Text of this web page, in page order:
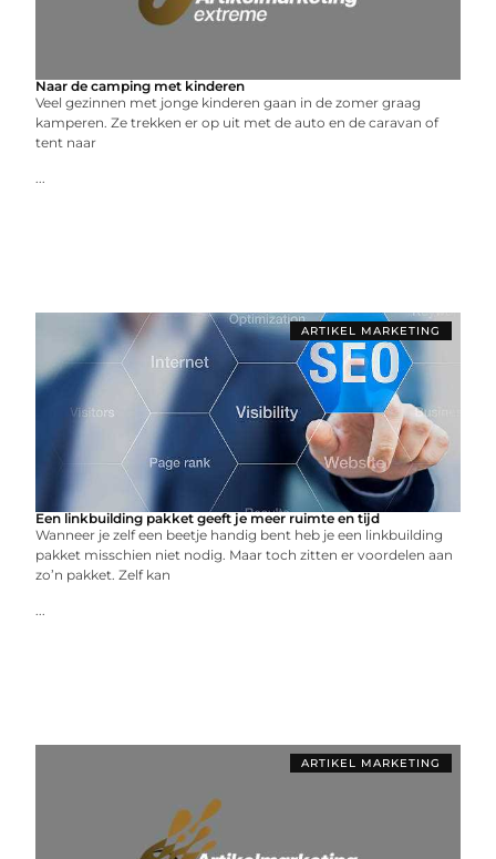
Naar de camping met kinderen
Veel gezinnen met jonge kinderen gaan in de zomer graag
kamperen. Ze trekken er op uit met de auto en de caravan of
tent naar
...
ARTIKEL MARKETING
Een linkbuilding pakket geeft je meer ruimte en tijd
Wanneer je zelf een beetje handig bent heb je een linkbuilding
pakket misschien niet nodig. Maar toch zitten er voordelen aan
zo’n pakket. Zelf kan
...
ARTIKEL MARKETING